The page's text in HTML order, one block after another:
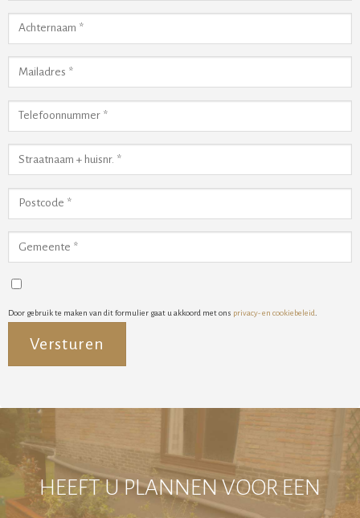
Door gebruik te maken van dit formulier gaat u akkoord met ons privacy- en cookiebeleid
HEEFT U PLANNEN VOOR EEN